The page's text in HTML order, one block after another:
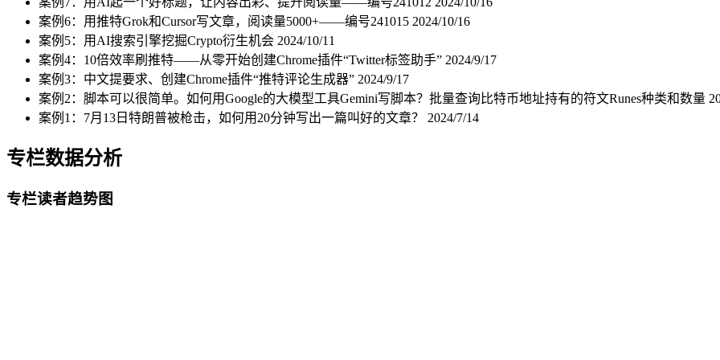
案例6：用推特Grok和Cursor写文章，阅读量5000+——编号241015 2024/10/16
案例5：用AI搜索引擎挖掘Crypto衍生机会 2024/10/11
案例4：10倍效率刷推特——从零开始创建Chrome插件“Twitter标签助手” 2024/9/17
案例3：中文提要求、创建Chrome插件“推特评论生成器” 2024/9/17
案例2：脚本可以很简单。如何用Google的大模型工具Gemini写脚本？批量查询比特币地址持有的符文Runes种类和数量
案例1：7月13日特朗普被枪击，如何用20分钟写出一篇叫好的文章？ 2024/7/14
专栏数据分析
专栏读者趋势图